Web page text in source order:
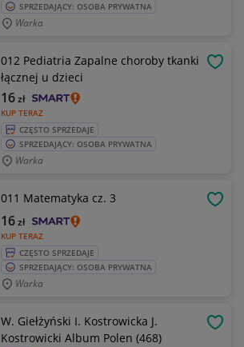
SPRZEDAJĄCY: OSOBA PRYWATNA
Warka
012 Pediatria Zapalne choroby tkanki
łącznej u dzieci
KUP TERAZ
16zł
CZĘSTO SPRZEDAJE
SPRZEDAJĄCY: OSOBA PRYWATNA
Warka
011 Matematyka cz. 3
KUP TERAZ
16zł
CZĘSTO SPRZEDAJE
SPRZEDAJĄCY: OSOBA PRYWATNA
Warka
W. Giełżyński I. Kostrowicka J.
Kostrowicki Album Polen (468)